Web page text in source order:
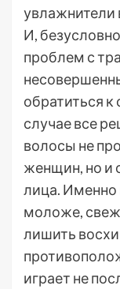
увлажнители
И,
проблем с
обратиться
случае все
волосы не
женщин, но и
лица. Именно
моложе,
лишить
играет не